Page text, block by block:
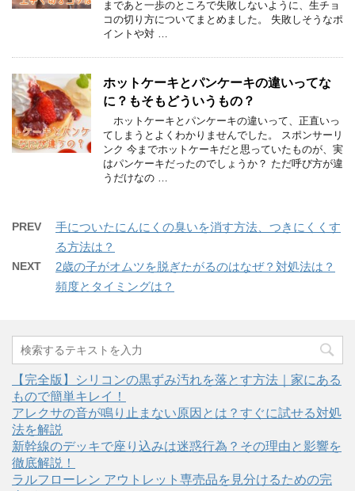
まであと一歩のところで失敗しないように、生チョ
コの切り方についてまとめました。 失敗しそうなポ
イントや対 …
ホットケーキとパンケーキの違いってな
に？もそもどういうもの？
ホットケーキとパンケーキの違いって、正直いっ
てしまうとよくわかりませんでした。 スポンサーリ
ンク 今までホットケーキだと思っていたものが、実
はパンケーキだったのでしょうか？ ただ呼び方が違
うだけなの …
PREV
手についたにんにくの臭いを消す方法、つきにくくす
る方法は？
NEXT
2歳の子がオムツを脱ぎたがるのはなぜ？対処法は？
頻度とタイミングは？
【完全版】シリコンの黒ずみ汚れを落とす方法｜家にある
もので簡単キレイ！
アレクサの音が鳴り止まない原因とは？すぐに試せる対処
法を解説
新幹線のデッキで座り込みは迷惑行為？その理由と影響を
徹底解説！
ラルフローレン アウトレット専売品を見分けるための完